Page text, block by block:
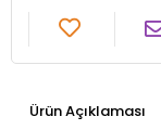
Ürün Açıklaması